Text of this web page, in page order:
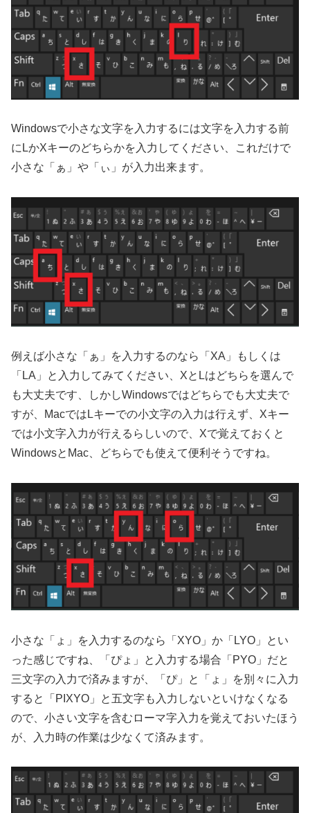
Windowsで小さな文字を入力するには文字を入力する前
にLかXキーのどちらかを入力してください、これだけで
小さな「ぁ」や「ぃ」が入力出来ます。
例えば小さな「ぁ」を入力するのなら「XA」もしくは
「LA」と入力してみてください、XとLはどちらを選んで
も大丈夫です、しかしWindowsではどちらでも大丈夫で
すが、MacではLキーでの小文字の入力は行えず、Xキー
では小文字入力が行えるらしいので、Xで覚えておくと
WindowsとMac、どちらでも使えて便利そうですね。
小さな「ょ」を入力するのなら「XYO」か「LYO」とい
った感じですね、「ぴょ」と入力する場合「PYO」だと
三文字の入力で済みますが、「ぴ」と「ょ」を別々に入力
すると「PIXYO」と五文字も入力しないといけなくなる
ので、小さい文字を含むローマ字入力を覚えておいたほう
が、入力時の作業は少なくて済みます。